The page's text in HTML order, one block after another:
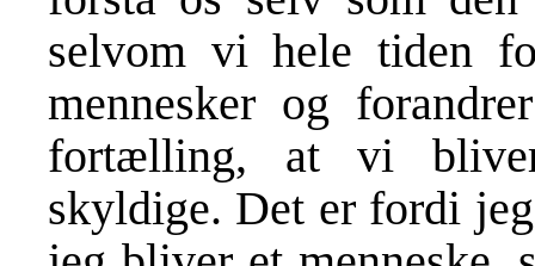
selvom vi hele tiden
mennesker og
fortælling, at vi
skyldige. Det er fordi